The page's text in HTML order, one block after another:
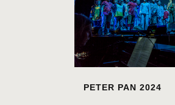
PETER PAN 2024